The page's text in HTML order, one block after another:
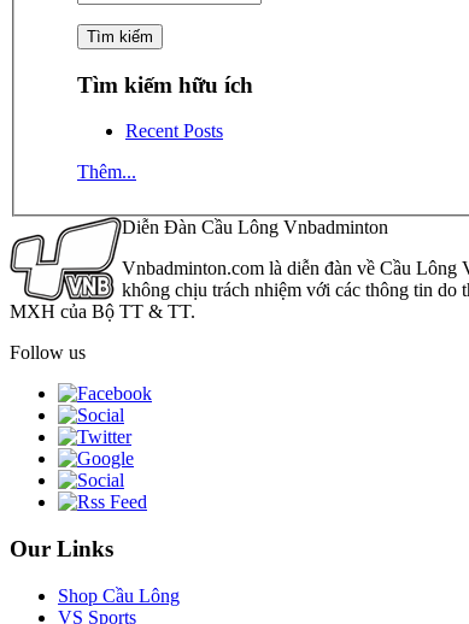
Tìm kiếm hữu ích
Recent Posts
Thêm...
Diễn Đàn Cầu Lông Vnbadminton
Vnbadminton.com là diễn đàn về Cầu Lông
không chịu trách nhiệm với các thông tin do
MXH của Bộ TT & TT.
Follow us
Our Links
Shop Cầu Lông
VS Sports